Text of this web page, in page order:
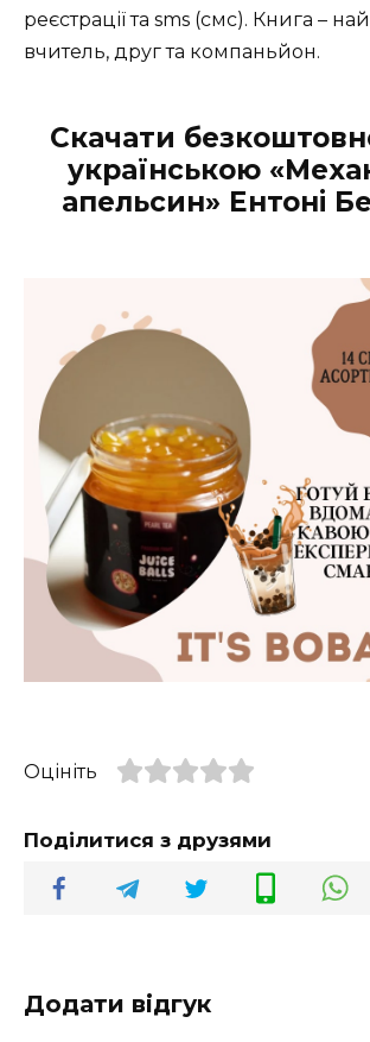
реєстрації та sms (смс). Книга –
вчитель, друг та компаньйон.
Скачати
українською
апельсин» Ентоні
Оцініть
Поділитися з друзями
Додати відгук